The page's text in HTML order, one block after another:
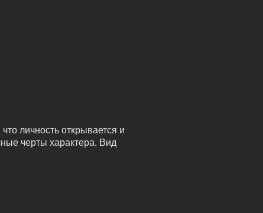
личность открывается и
черты характера. Вид